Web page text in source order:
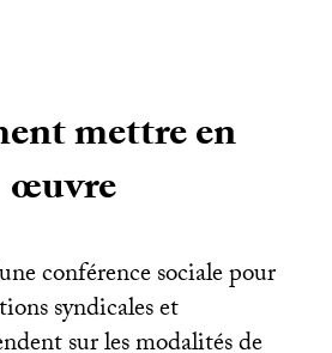
mettre en
œuvre
conférence sociale pour
syndicales et